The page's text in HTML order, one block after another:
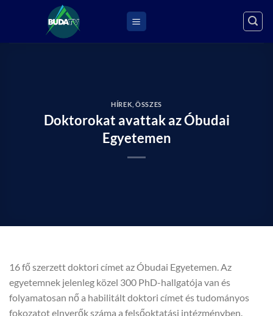
HÍREK ,ÖSSZES
Doktorokat avattak az Óbudai
Egyetemen
16 fő szerzett doktori címet az Óbudai Egyetemen. Az
egyetemnek jelenleg közel 300 PhD-hallgatója van és
folyamatosan nő a habilitált doktori címet és tudományos
fokozatot elnyerők száma a felsőoktatási intézményben.